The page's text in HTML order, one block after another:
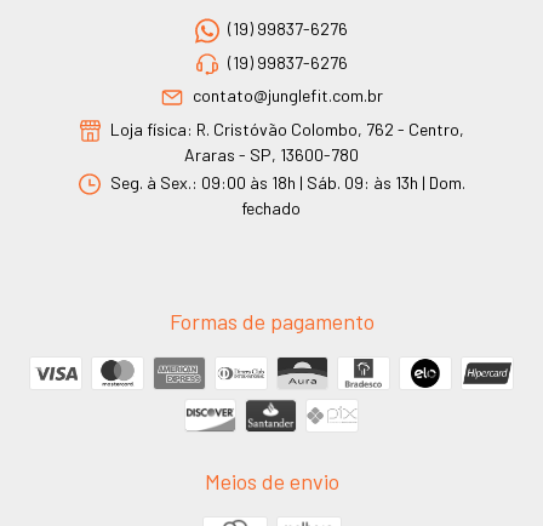
(19) 99837-6276
(19) 99837-6276
contato@junglefit.com.br
Loja física: R. Cristóvão Colombo, 762 - Centro,
Araras - SP, 13600-780
Seg. à Sex.: 09:00 às 18h | Sáb. 09: às 13h | Dom.
fechado
Formas de pagamento
Meios de envio